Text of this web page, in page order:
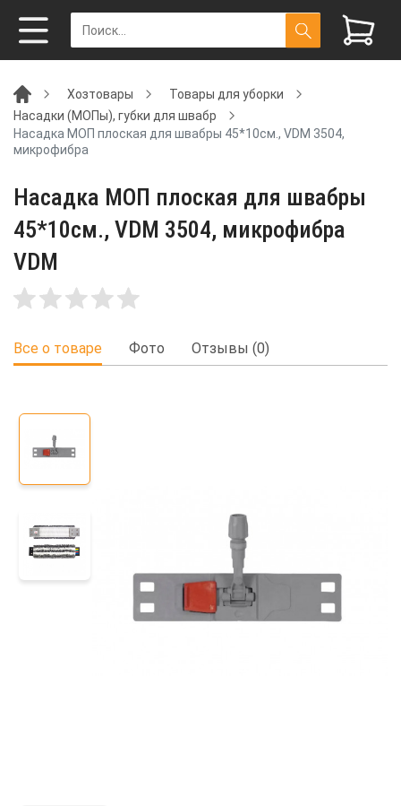
Хозтовары
Товары для уборки
Насадки (МОПы), губки для швабр
Насадка МОП плоская для швабры 45*10см., VDM 3504,
микрофибра
Насадка МОП плоская для швабры
45*10см., VDM 3504, микрофибра
VDM
Все о товаре Фото Отзывы (0)